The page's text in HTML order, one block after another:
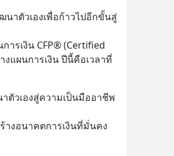
าตัวเองเพื่อก้าวไปอีกขั้นสู่
ารเงิน CFP® (Certified
แผนการเงิน ปีนี้คือเวลาที่
วเองสู่ความเป็นมืออาชีพ
างอนาคตการเงินที่มั่นคง